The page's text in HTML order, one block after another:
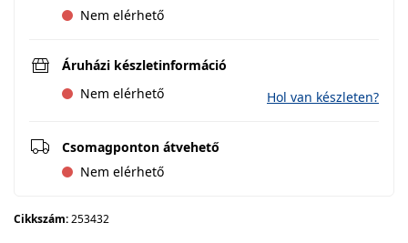
Nem elérhető
Áruházi készletinformáció
Nem elérhető
Hol van készleten?
Csomagponton átvehető
Nem elérhető
Cikkszám:253432